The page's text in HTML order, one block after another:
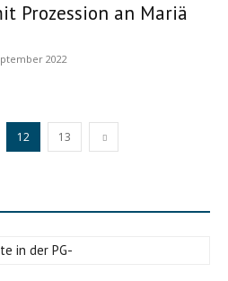
Prozession an Mariä
2022
12 13
in der PG-